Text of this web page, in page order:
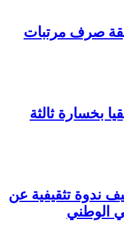
صرف مرتبات
بخسارة ثالثة
ندوة تثقيفية عن
الوطني